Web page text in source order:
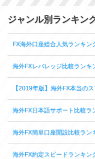
ジャンル別ランキン
FX海外口座総合人気ランキン
海外FXレバレッジ比較ランキ
【2019年版】海外FX本当の
海外FX日本語サポート比較ラ
海外FX簡単口座開設比較ラン
海外FX約定スピードランキン